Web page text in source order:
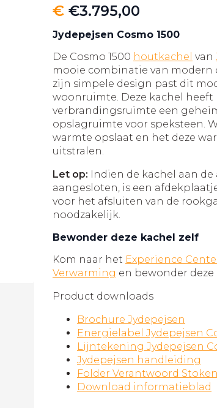
€ €3.795,00
Jydepejsen Cosmo 1500
De Cosmo 1500 houtkachel van
mooie combinatie van modern
zijn simpele design past dit
woonruimte. Deze kachel heeft
verbrandingsruimte een
opslagruimte voor speksteen.
warmte opslaat en het deze
uitstralen.
Let op: Indien de kachel aan
aangesloten, is een
voor het afsluiten van de
noodzakelijk.
Bewonder deze kachel zelf
Kom naar het Experience
Verwarming en bewonder deze
Product downloads
Brochure Jydepejsen
Energielabel Jydepejsen
Lijntekening Jydepejsen
Jydepejsen handleiding
Folder Verantwoord Stoken
Download informatieblad